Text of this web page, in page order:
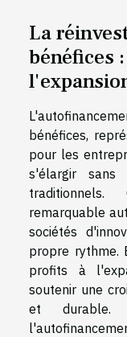
La
bénéfices
bénéfices,
pour les
s'élargir sans
remarquable
sociétés
propre rythme.
profits à
soutenir une
et durable.